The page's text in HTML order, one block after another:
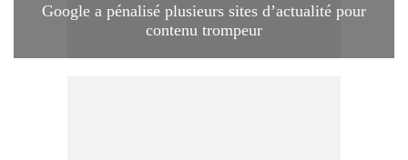
Google a pénalisé plusieurs sites d’actualité pour
contenu trompeur